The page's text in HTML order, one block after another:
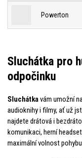
Powerton
Sluchátka pro
odpočinku
Sluchátkavám umožní
audioknihy i filmy, ať už
najdete drátová i
komunikaci, herní
maximální volnost